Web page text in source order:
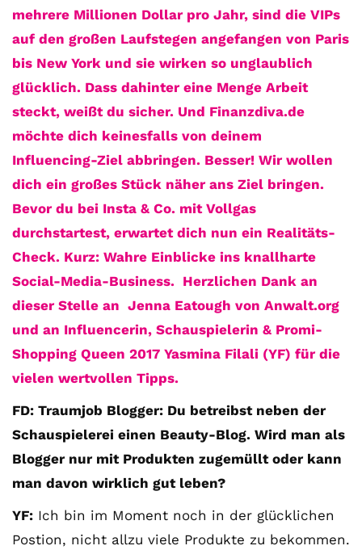
mehrere Millionen Dollar pro Jahr, sind die VIPs
auf den großen Laufstegen angefangen von Paris
bis New York und sie wirken so unglaublich
glücklich. Dass dahinter eine Menge Arbeit
steckt, weißt du sicher. Und Finanzdiva.de
möchte dich keinesfalls von deinem
Influencing-Ziel abbringen. Besser! Wir wollen
dich ein großes Stück näher ans Ziel bringen.
Bevor du bei Insta & Co. mit Vollgas
durchstartest, erwartet dich nun ein Realitäts-
Check. Kurz: Wahre Einblicke ins knallharte
Social-Media-Business. Herzlichen Dank an
dieser Stelle an Jenna Eatough von Anwalt.org
und an Influencerin, Schauspielerin & Promi-
Shopping Queen 2017 Yasmina Filali (YF) für die
vielen wertvollen Tipps.
FD: Traumjob Blogger: Du betreibst neben der
Schauspielerei einen Beauty-Blog. Wird man als
Blogger nur mit Produkten zugemüllt oder kann
man davon wirklich gut leben?
YF: Ich bin im Moment noch in der glücklichen
Postion, nicht allzu viele Produkte zu bekommen.